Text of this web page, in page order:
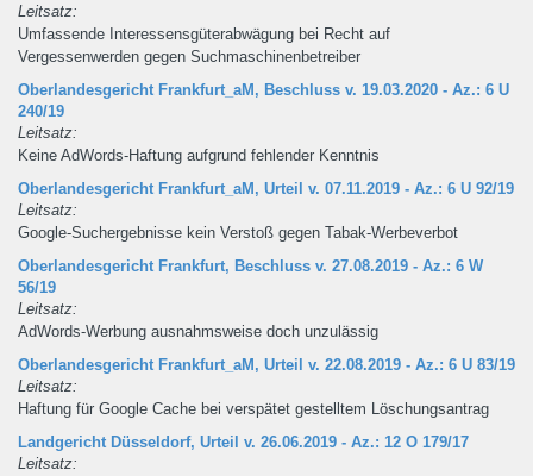
Leitsatz:
Umfassende Interessensgüterabwägung bei Recht auf
Vergessenwerden gegen Suchmaschinenbetreiber
Oberlandesgericht Frankfurt_aM, Beschluss v. 19.03.2020 - Az.: 6 U
240/19
Leitsatz:
Keine AdWords-Haftung aufgrund fehlender Kenntnis
Oberlandesgericht Frankfurt_aM, Urteil v. 07.11.2019 - Az.: 6 U 92/19
Leitsatz:
Google-Suchergebnisse kein Verstoß gegen Tabak-Werbeverbot
Oberlandesgericht Frankfurt, Beschluss v. 27.08.2019 - Az.: 6 W
56/19
Leitsatz:
AdWords-Werbung ausnahmsweise doch unzulässig
Oberlandesgericht Frankfurt_aM, Urteil v. 22.08.2019 - Az.: 6 U 83/19
Leitsatz:
Haftung für Google Cache bei verspätet gestelltem Löschungsantrag
Landgericht Düsseldorf, Urteil v. 26.06.2019 - Az.: 12 O 179/17
Leitsatz: